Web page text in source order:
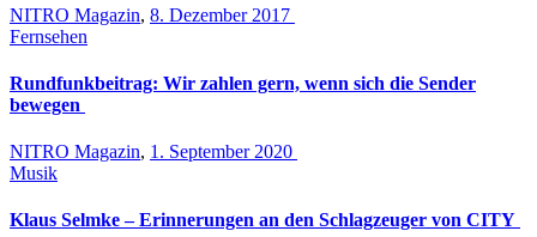
NITRO Magazin, 8. Dezember 2017
Fernsehen
Rundfunkbeitrag: Wir zahlen gern, wenn sich die Sender
bewegen
NITRO Magazin, 1. September 2020
Musik
Klaus Selmke – Erinnerungen an den Schlagzeuger von CITY